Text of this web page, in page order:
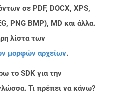
σε PDF, DOCX, XPS,
PNG BMP), MD και άλλα.
λίστα των
μορφών αρχείων.
το SDK για την
Τι πρέπει να κάνω?